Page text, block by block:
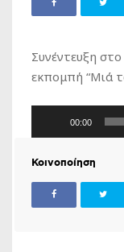
Συνέντευξη
εκπομπή “Μιά
00:00
Κοινοποίηση